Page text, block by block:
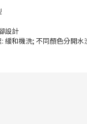
設計
緩和機洗; 不同顏色分開